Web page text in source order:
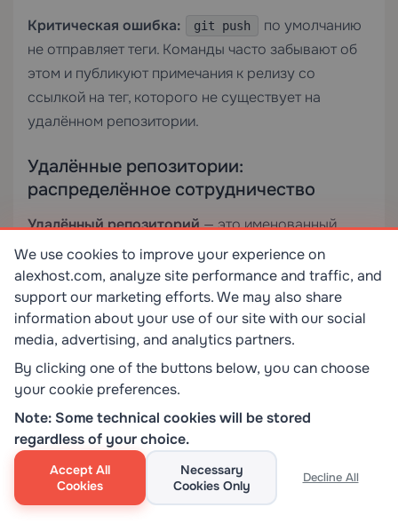
Критическая ошибка: git push
по умолчанию
не отправляет теги. Команды часто забывают об
этом и публикуют примечания к релизу со
ссылкой на тег, которого не существует на
удалённом репозитории.
Удалённые репозитории:
распределённое сотрудничество
Удалённый репозиторий— это именованный
URL, хранящийся в
.git/config
. Ветки
отслеживания удалённого репозитория (в
refs/remotes/
) — это локальные снимки веток
удалённого репозитория только для чтения,
обновляемые только при явном выполнении
fetch.
git remote add origin
git@github.com:user/repo.git
git remote -v                          #
We use cookies to improve your experience on
alexhost.com, analyze site performance and traffic, and
support our marketing efforts. We may also share
information about your use of our site with our social
media, advertising, and analytics partners.
By clicking one of the buttons below, you can choose
your cookie preferences.
Note: Some technical cookies will be stored
regardless of your choice.
Accept All
Cookies
Necessary
Cookies Only
Decline All